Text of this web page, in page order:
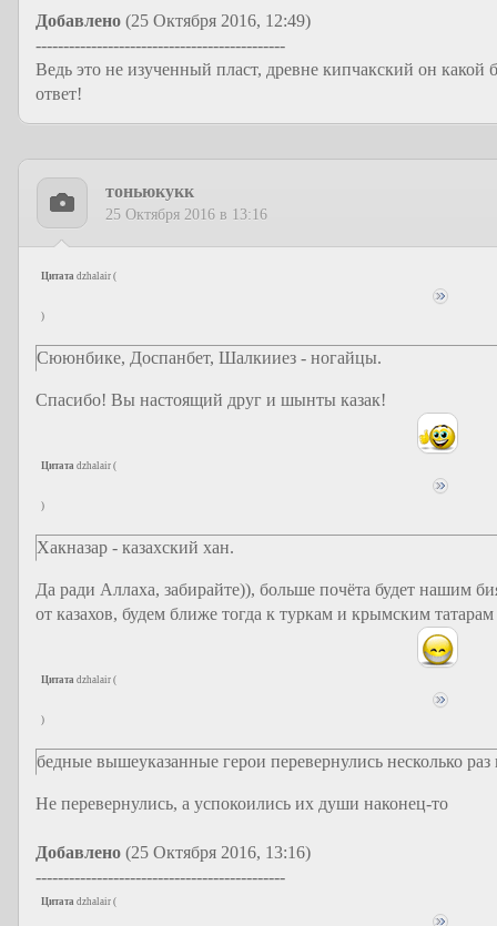
Добавлено (25 Октября 2016, 12:49)
---------------------------------------------
Ведь это не изученный пласт, древне кипчакский он
ответ!
тоньюкукк
25 Октября 2016 в 13:16
Цитата dzhalair (
)
Сююнбике, Доспанбет, Шалкииез - ногайцы.
Спасибо! Вы настоящий друг и шынты казак!
Цитата dzhalair (
)
Хакназар - казахский хан.
Да ради Аллаха, забирайте)), больше почёта будет нашим
от казахов, будем ближе тогда к туркам и крымским татарам
Цитата dzhalair (
)
бедные вышеуказанные герои перевернулись несколько раз
Не перевернулись, а успокоились их души наконец-то
Добавлено (25 Октября 2016, 13:16)
---------------------------------------------
Цитата dzhalair (